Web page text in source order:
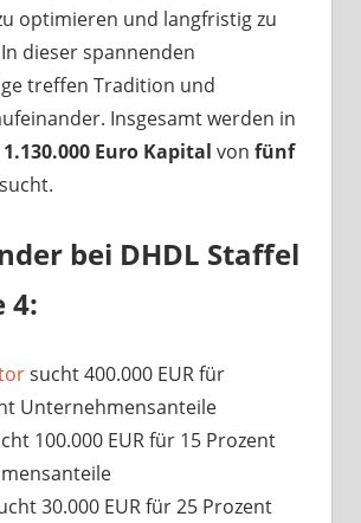
optimieren und langfristig zu
dieser spannenden
treffen Tradition und
Insgesamt werden in
1.130.000 Euro Kapital von fünf
bei DHDL Staffel
4:
sucht 400.000 EUR für
Unternehmensanteile
100.000 EUR für 15 Prozent
30.000 EUR für 25 Prozent